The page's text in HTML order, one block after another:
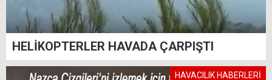
HELİKOPTERLER HAVADA ÇARPIŞTI
HAVACILIK HABERLERİ